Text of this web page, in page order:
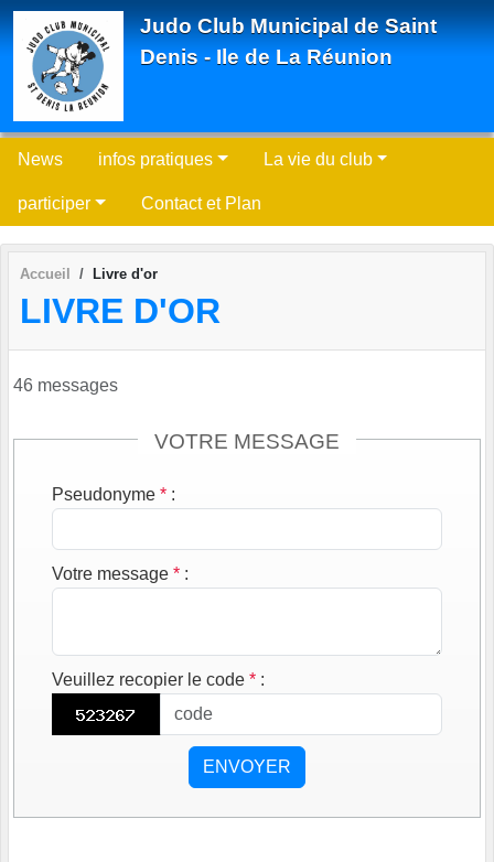
Judo Club Municipal de Saint
Denis - Ile de La Réunion
News infos pratiques La vie du club
participer Contact et Plan
Accueil Livre d'or
LIVRE D'OR
46 messages
VOTRE MESSAGE
Pseudonyme * :
Votre message * :
Veuillez recopier le code * :
ENVOYER
Panneau de gestion des cookies